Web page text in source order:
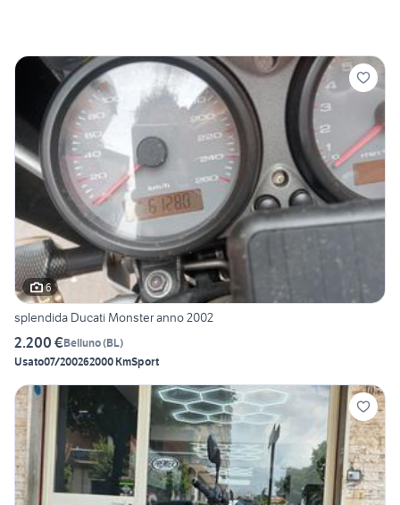
6
splendida Ducati Monster anno 2002
2.200 €Belluno(BL)
Usato07/200262000 KmSport